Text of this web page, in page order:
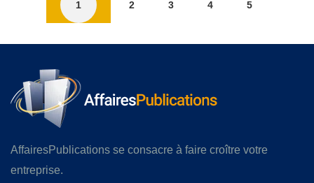
1 2 3 4 5
AffairesPublications se consacre à faire croître votre
entreprise.